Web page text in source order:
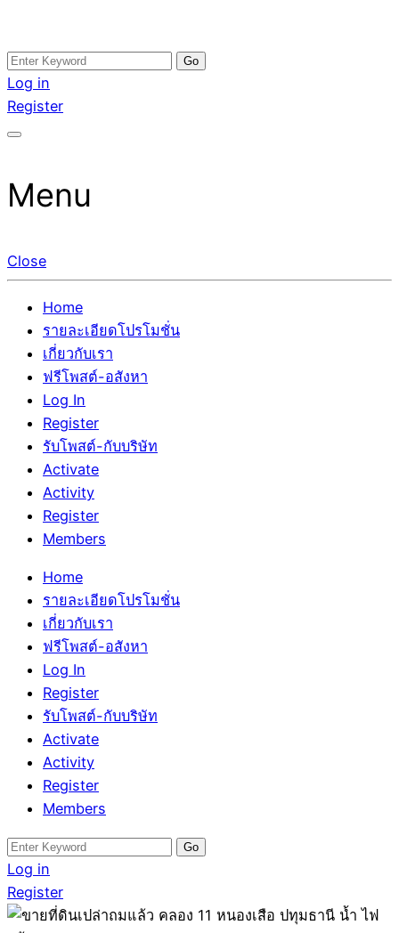
Skip
to
content
อสังหาโพสต์ รีวิวเยอะ รับจ้างโพสต์ขายบ้าน รับจ้างโพสต์อสัง
หา แตกต่างอย่างตั้งใจ รับรองผล อันดับ1 การโพสต์ขายอสังหา
กับทีมงานบริษัท บ้าน ที่ดิน คอนโด ติดGoogleหน้าแรกได้จริงๆ
รับจ้างโพสอสังหา ขายบ้าน อสังหาโพสต์ เชื่อถือได้จริง รับ
โพสต์ ที่ดิน กับทีมงานบริษัท ถูกและดีที่สุด ไม่มีค่านายหน้า
ขายได้จริงๆ ช่วยสร้างโอกาสในการขายได้มากกว่า ที่เดียว ที่
Search
for:
Log in
Register
Menu
Close
Home
รายละเอียดโปรโมชั่น
เกี่ยวกับเรา
ฟรีโพสต์-อสังหา
Log In
Register
รับโพสต์-กับบริษัท
Activate
Activity
Register
Members
Home
รายละเอียดโปรโมชั่น
เกี่ยวกับเรา
ฟรีโพสต์-อสังหา
Log In
Register
รับโพสต์-กับบริษัท
Activate
Activity
Register
Members
Search
for:
Log in
Register